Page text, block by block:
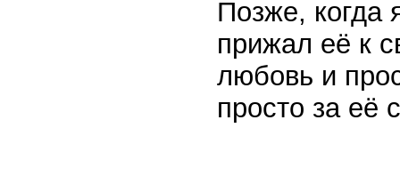
Позже, когда
прижал её к
любовь и
просто за её